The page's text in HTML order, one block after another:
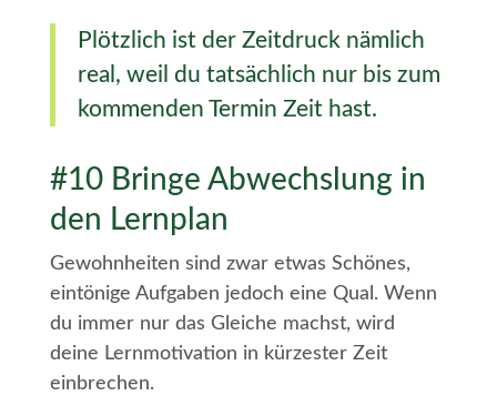
Plötzlich ist der Zeitdruck nämlich
real, weil du tatsächlich nur bis zum
kommenden Termin Zeit hast.
#10 Bringe Abwechslung in
den Lernplan
Gewohnheiten sind zwar etwas Schönes,
eintönige Aufgaben jedoch eine Qual. Wenn
du immer nur das Gleiche machst, wird
deine Lernmotivation in kürzester Zeit
einbrechen.